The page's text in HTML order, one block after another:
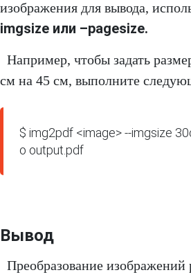
изображения для вывода,
imgsize или –pagesize.
Например, чтобы задать
см на 45 см, выполните
$ img2pdf <image> --imgsize
o output.pdf
Вывод
Преобразование изображений